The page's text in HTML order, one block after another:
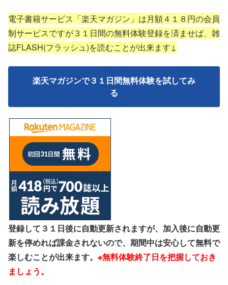
電子書籍サービス「楽天マガジン」は月額４１８円の会員
制サービスですが３１日間の無料体験登録を済ませば、雑
誌FLASH(フラッシュ)を読むことが出来ます↓
楽天マガジンで３１日間無料体験を試してみ
る
登録して３１日後に自動更新されますが、加入後に自動更
新を停めれば課金されないので、期間中は安心して無料で
楽しむことが出来ます。 ※無料体験終了日を把握しておき
ましょう。